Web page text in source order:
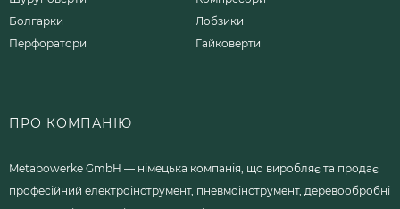
Болгарки
Перфоратори
Лобзики
Гайковерти
ПРО КОМПАНІЮ
Metabowerke GmbH — німецька компанія, що виробляє та продає
професійний електроінструмент, пневмоінструмент, деревообробні